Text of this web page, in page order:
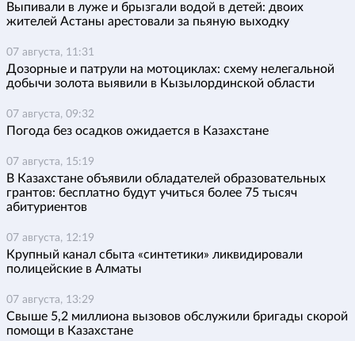
Выпивали в луже и брызгали водой в детей: двоих
жителей Астаны арестовали за пьяную выходку
07 августа, 11:31
Дозорные и патрули на мотоциклах: схему нелегальной
добычи золота выявили в Кызылординской области
07 августа, 09:32
Погода без осадков ожидается в Казахстане
07 августа, 15:19
В Казахстане объявили обладателей образовательных
грантов: бесплатно будут учиться более 75 тысяч
абитуриентов
07 августа, 12:19
Крупный канал сбыта «синтетики» ликвидировали
полицейские в Алматы
07 августа, 13:29
Свыше 5,2 миллиона вызовов обслужили бригады скорой
помощи в Казахстане